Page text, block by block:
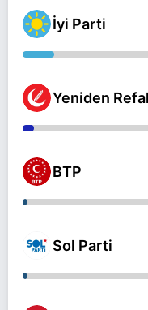
İyi Parti
Yeniden
BTP
Sol Parti